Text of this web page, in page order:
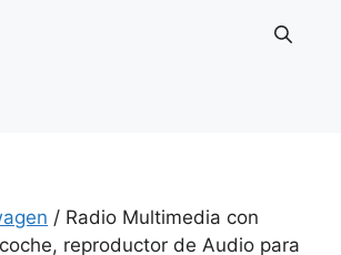
/ Radio Multimedia con
reproductor de Audio para